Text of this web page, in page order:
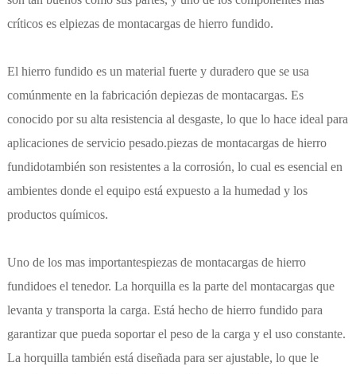
críticos es elpiezas de montacargas de hierro fundido.
El hierro fundido es un material fuerte y duradero que se usa
comúnmente en la fabricación depiezas de montacargas. Es
conocido por su alta resistencia al desgaste, lo que lo hace ideal para
aplicaciones de servicio pesado.piezas de montacargas de hierro
fundidotambién son resistentes a la corrosión, lo cual es esencial en
ambientes donde el equipo está expuesto a la humedad y los
productos químicos.
Uno de los mas importantespiezas de montacargas de hierro
fundidoes el tenedor. La horquilla es la parte del montacargas que
levanta y transporta la carga. Está hecho de hierro fundido para
garantizar que pueda soportar el peso de la carga y el uso constante.
La horquilla también está diseñada para ser ajustable, lo que le